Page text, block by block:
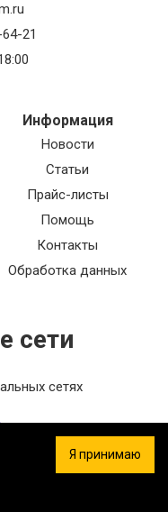
21
Информация
Новости
Статьи
Прайс-листы
Помощь
Контакты
Обработка данных
сети
сетях
Я принимаю